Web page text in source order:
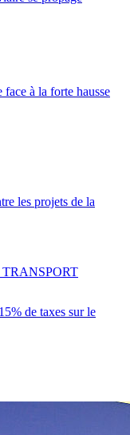
à la forte hausse
les projets de la
de taxes sur le